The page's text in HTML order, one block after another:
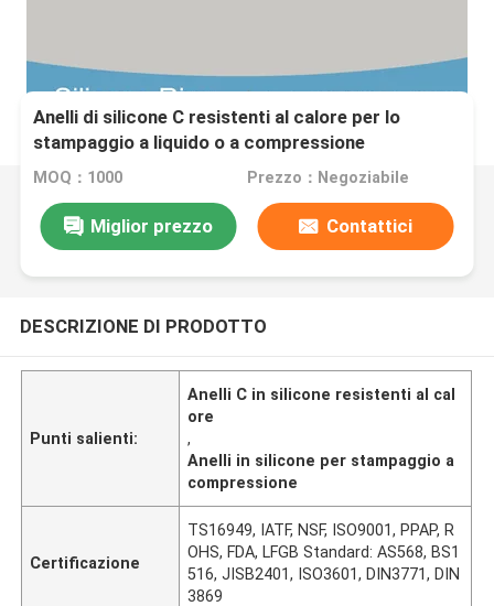
Anelli di silicone C resistenti al calore per lo
stampaggio a liquido o a compressione
MOQ：1000 Prezzo：Negoziabile
Miglior prezzo Contattici
DESCRIZIONE DI PRODOTTO
Punti salienti:
Anelli C in silicone resistenti al cal
ore
,
Anelli in silicone per stampaggio a
compressione
Certificazione
TS16949, IATF, NSF, ISO9001, PPAP, R
OHS, FDA, LFGB Standard: AS568, BS1
516, JISB2401, ISO3601, DIN3771, DIN
3869